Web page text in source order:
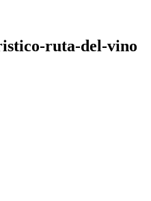
ruta-del-vino